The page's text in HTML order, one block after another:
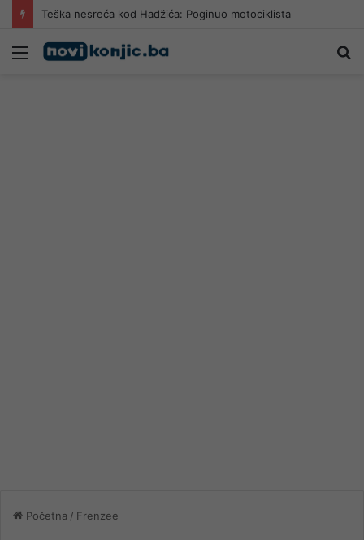
Teška nesreća kod Hadžića: Poginuo motociklista
Meni
Početna / Frenzee